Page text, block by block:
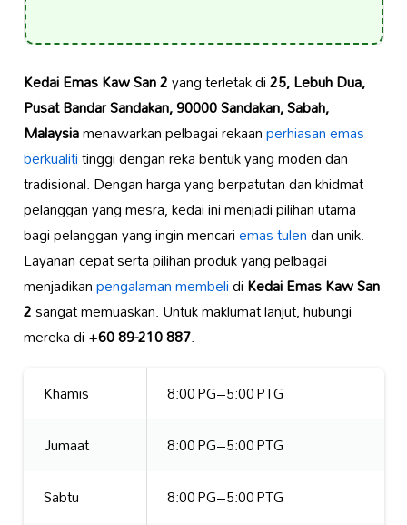
Kedai Emas Kaw San 2yang terletak di25, Lebuh Dua,
Pusat Bandar Sandakan, 90000 Sandakan, Sabah,
Malaysiamenawarkan pelbagai rekaanperhiasan emas
berkualititinggi dengan reka bentuk yang moden dan
tradisional. Dengan harga yang berpatutan dan khidmat
pelanggan yang mesra, kedai ini menjadi pilihan utama
bagi pelanggan yang ingin mencariemas tulendan unik.
Layanan cepat serta pilihan produk yang pelbagai
menjadikanpengalaman membelidiKedai Emas Kaw San
2sangat memuaskan. Untuk maklumat lanjut, hubungi
mereka di+60 89-210 887.
Khamis
8:00 PG–5:00 PTG
Jumaat
8:00 PG–5:00 PTG
Sabtu
8:00 PG–5:00 PTG